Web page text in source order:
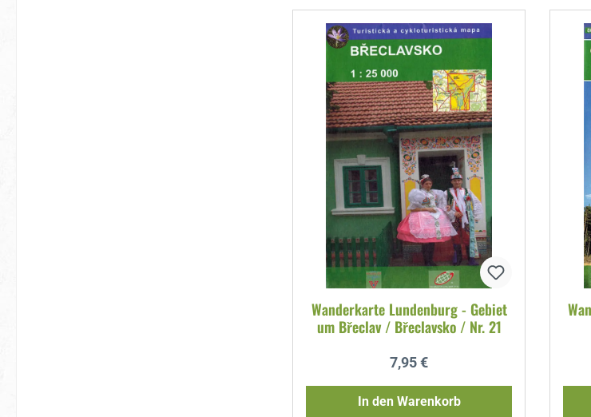
Wanderkarte Lundenburg - Gebiet
um Břeclav / Břeclavsko / Nr. 21
Regulärer Preis:
7,95 €
In den Warenkorb